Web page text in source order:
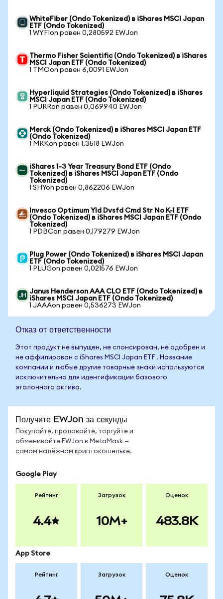
WhiteFiber (Ondo Tokenized) в iShares MSCI Japan
ETF (Ondo Tokenized)
1 WYFIon равен 0,280592 EWJon
Thermo Fisher Scientific (Ondo Tokenized) в iShares
MSCI Japan ETF (Ondo Tokenized)
1 TMOon равен 6,0091 EWJon
Hyperliquid Strategies (Ondo Tokenized) в iShares
MSCI Japan ETF (Ondo Tokenized)
1 PURRon равен 0,069940 EWJon
Merck (Ondo Tokenized) в iShares MSCI Japan ETF
(Ondo Tokenized)
1 MRKon равен 1,3518 EWJon
iShares 1-3 Year Treasury Bond ETF (Ondo
Tokenized) в iShares MSCI Japan ETF (Ondo
Tokenized)
1 SHYon равен 0,862206 EWJon
Invesco Optimum Yld Dvsfd Cmd Str No K-1 ETF
(Ondo Tokenized) в iShares MSCI Japan ETF (Ondo
Tokenized)
1 PDBCon равен 0,179279 EWJon
Plug Power (Ondo Tokenized) в iShares MSCI Japan
ETF (Ondo Tokenized)
1 PLUGon равен 0,021576 EWJon
Janus Henderson AAA CLO ETF (Ondo Tokenized) в
iShares MSCI Japan ETF (Ondo Tokenized)
1 JAAAon равен 0,536273 EWJon
Отказ от ответственности
Этот продукт не выпущен, не спонсирован, не одобрен и
не аффилирован с iShares MSCI Japan ETF . Название
компании и любые другие товарные знаки используются
исключительно для идентификации базового
эталонного актива.
Получите EWJon за секунды
Покупайте, продавайте, торгуйте и
обменивайте EWJon в MetaMask —
самом надёжном криптокошельке.
Google Play
Рейтинг
4.4
Загрузок
10M+
Оценок
483.8K
App Store
Рейтинг Загрузок Оценок